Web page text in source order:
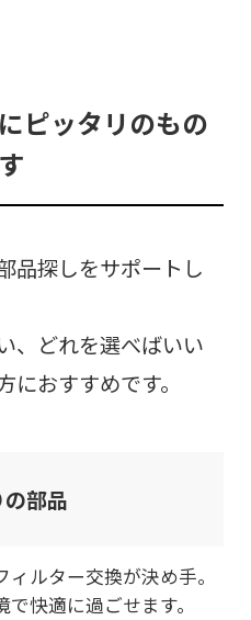
ピッタリのもの
品探しをサポートし
、どれを選べばいい
おすすめです。
部品
ルター交換が決め手。
快適に過ごせます。